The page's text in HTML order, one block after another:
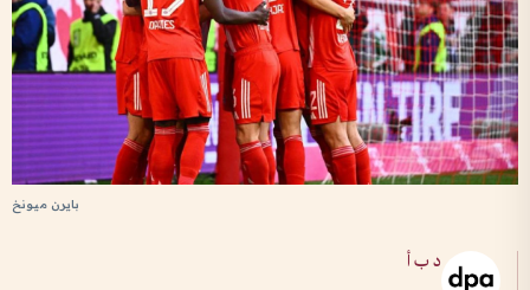
بايرن ميونخ
د ب أ